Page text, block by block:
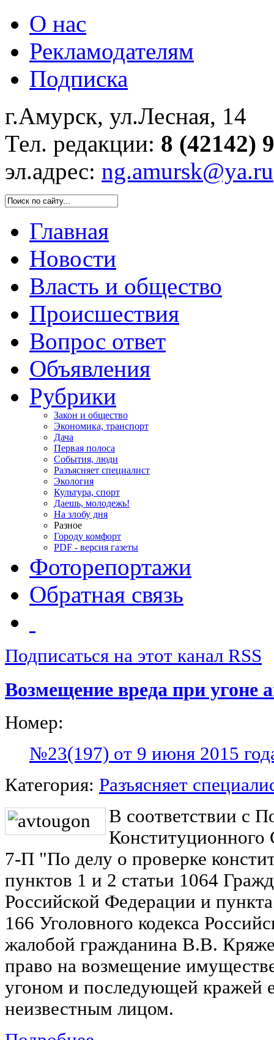
О нас
Рекламодателям
Подписка
г.Амурск, ул.Лесная, 14
Тел. редакции: 8 (42142)
эл.адрес: ng.amursk@ya.ru
Главная
Новости
Власть и общество
Происшествия
Вопрос ответ
Объявления
Рубрики
Закон и общество
Экономика, транспорт
Дача
Первая полоса
События, люди
Разъясняет специалист
Экология
Культура, спорт
Даешь, молодежь!
На злобу дня
Разное
Городу комфорт
PDF - версия газеты
Фоторепортажи
Обратная связь
Подписаться на этот канал RSS
Возмещение вреда при угоне
Номер:
№23(197) от 9 июня 2015
Категория: Разъясняет
В соответствии с
7-П "По делу о проверке
пунктов 1 и 2 статьи 1064
Российской Федерации и
166 Уголовного кодекса
жалобой гражданина В.В.
право на возмещение
угоном и последующей кражей
неизвестным лицом.